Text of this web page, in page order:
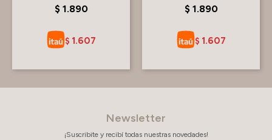
$ 1.890
$ 1.607
$ 1.890
$ 1.607
Newsletter
¡Suscribite y recibí todas nuestras novedades!